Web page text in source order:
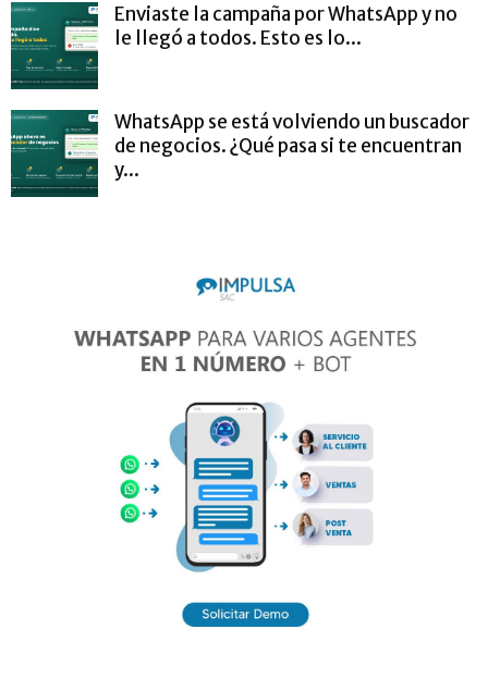
Enviaste la campaña por WhatsApp y no
le llegó a todos. Esto es lo...
WhatsApp se está volviendo un buscador
de negocios. ¿Qué pasa si te encuentran
y...